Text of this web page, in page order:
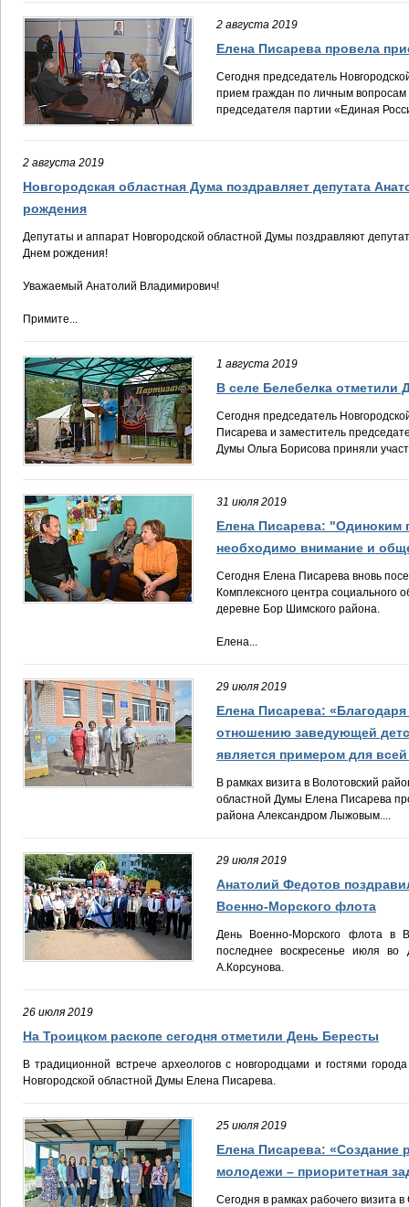
2 августа 2019
Елена Писарева провела
Сегодня председатель
прием граждан по личным
председателя партии «Единая
2 августа 2019
Новгородская областная Дума поздравляет депутата
рождения
Депутаты и аппарат Новгородской областной Думы поздравляют
Днем рождения!
Уважаемый Анатолий Владимирович!
Примите...
1 августа 2019
В селе Белебелка отметили
Сегодня председатель
Писарева и заместитель
Думы Ольга Борисова приняли
31 июля 2019
Елена Писарева:
необходимо внимание и
Сегодня Елена Писарева вновь
Комплексного центра социального
деревне Бор Шимского района.
Елена...
29 июля 2019
Елена Писарева:
отношению заведующей
является примером для
В рамках визита в Волотовский
областной Думы Елена Писарева
района Александром Лыжовым....
29 июля 2019
Анатолий Федотов
Военно-Морского флота
День Военно-Морского флота в
последнее воскресенье июля
А.Корсунова.
26 июля 2019
На Троицком раскопе сегодня отметили День Бересты
В традиционной встрече археологов с новгородцами и гостями
Новгородской областной Думы Елена Писарева.
25 июля 2019
Елена Писарева: «Создание
молодежи – приоритетная
Сегодня в рамках рабочего визита